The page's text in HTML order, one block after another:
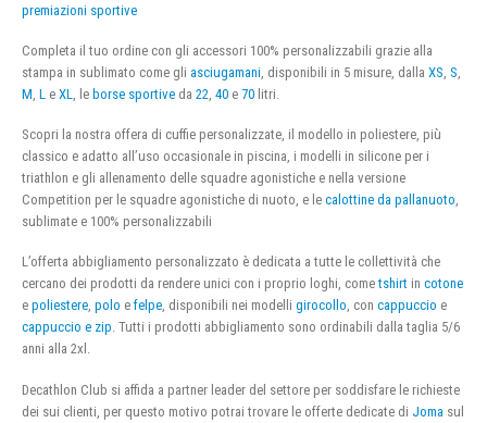
premiazioni sportive
Completa il tuo ordine con gli accessori 100% personalizzabili grazie alla
stampa in sublimato come gli asciugamani , disponibili in 5 misure, dalla XS S
M L e XL , le borse sportive da 22 40 e 70 litri.
Scopri la nostra offera di cuffie personalizzate, il modello in poliestere, più
classico e adatto all’uso occasionale in piscina, i modelli in silicone per i
triathlon e gli allenamento delle squadre agonistiche e nella versione
Competition per le squadre agonistiche di nuoto, e le calottine da pallanuoto,
sublimate e 100% personalizzabili
L’offerta abbigliamento personalizzato è dedicata a tutte le collettività che
cercano dei prodotti da rendere unici con i proprio loghi, cometshirt in cotone
e poliestere, polo e felpe, disponibili nei modelli girocollo, con cappuccio e
cappuccio e zip. Tutti i prodotti abbigliamento sono ordinabili dalla taglia 5/6
anni alla 2xl.
Decathlon Club si affida a partner leader del settore per soddisfare le richieste
dei sui clienti, per questo motivo potrai trovare le offerte dedicate di Joma sul